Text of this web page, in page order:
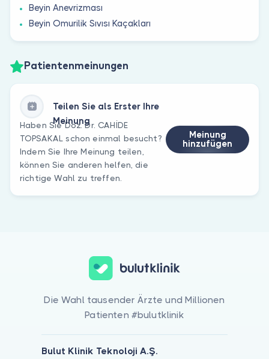
Beyin Anevrizması
Beyin Omurilik Sıvısı Kaçakları
Patientenmeinungen
Teilen Sie als Erster Ihre
Meinung
Haben Sie Doz. Dr. CAHİDE
TOPSAKAL schon einmal besucht?
Indem Sie Ihre Meinung teilen,
können Sie anderen helfen, die
richtige Wahl zu treffen.
Meinung
hinzufügen
Die Wahl tausender Ärzte und Millionen
Patienten #bulutklinik
Bulut Klinik Teknoloji A.Ş.